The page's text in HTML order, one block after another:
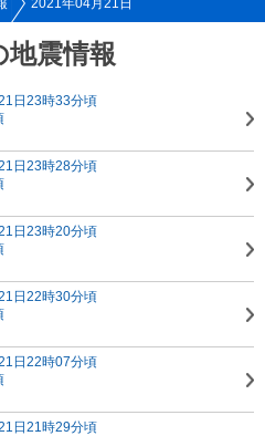
2021年04月21日
地震情報
日23時33分頃
日23時28分頃
日23時20分頃
日22時30分頃
日22時07分頃
日21時29分頃